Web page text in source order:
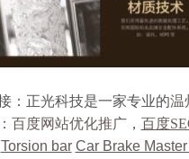
：正光科技是一家专业的温
百度网站优化推广， 百度
Torsion bar Car Brake